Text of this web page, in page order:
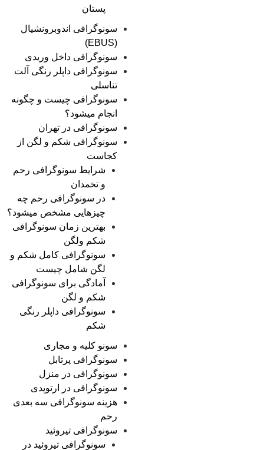
پستان
سونوگرافی اندوبرونشیال
(EBUS)
سونوگرافی داخل وریدی
سونوگرافی داپلر رنگی آلت
تناسلی
سونوگرافی چیست و چگونه
انجام میشود؟
سونوگرافی در تهران
سونوگرافی شکم و لگن از
کجاست
شرایط سونوگرافی رحم
و تخمدان
در سونوگرافی رحم چه
چیزهایی مشخص میشود؟
بهترین زمان سونوگرافی
شکم ولگن
سونوگرافی کامل شکم و
لگن شامل چیست
آمادگی برای سونوگرافی
شکم و لگن
سونوگرافی داپلر رنگی
شکم
سونو کلیه و مجاری
سونوگرافی پرتابل
سونوگرافی در منزل
سونوگرافی در ارتوپدی
هزینه سونوگرافی سه بعدی
رحم
سونوگرافی تیروئید
سونوگرافی تیروئید در